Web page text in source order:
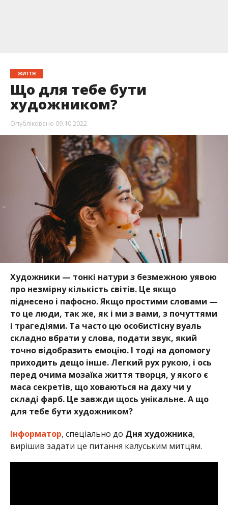
ЖИТТЯ
Що для тебе бути
художником?
Опубліковано 09.10.2022
Художники — тонкі натури з безмежною уявою
про незмірну кількість світів. Це якщо
піднесено і пафосно. Якщо простими словами —
то це люди, так же, як і ми з вами, з почуттями
і трагедіями. Та часто цю особистісну вуаль
складно вбрати у слова, подати звук, який
точно відобразить емоцію. І тоді на допомогу
приходить дещо інше. Легкий рух рукою, і ось
перед очима мозаїка життя творця, у якого є
маса секретів, що ховаються на даху чи у
складі фарб. Це завжди щось унікальне. А що
для тебе бути художником?
Інформатор, спеціально до Дня художника,
вирішив задати це питання калуським митцям.